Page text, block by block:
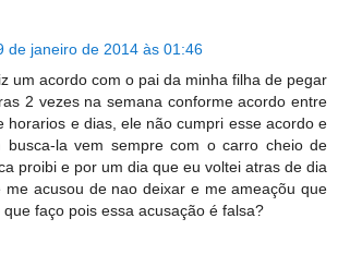
de janeiro de 2014 às 01:46
um acordo com o pai da minha filha de pegar
2 vezes na semana conforme acordo entre
horarios e dias, ele não cumpri esse acordo e
busca-la vem sempre com o carro cheio de
proibi e por um dia que eu voltei atras de dia
me acusou de nao deixar e me ameaçõu que
que faço pois essa acusação é falsa?